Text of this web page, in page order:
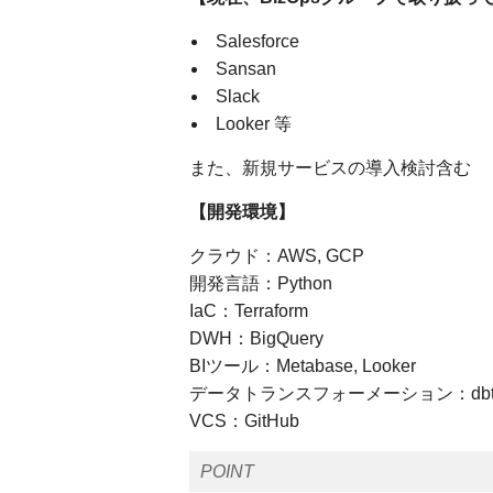
Salesforce
Sansan
Slack
Looker 等
また、新規サービスの導入検討含む
【開発環境】
クラウド：AWS, GCP
開発言語：Python
IaC：Terraform
DWH：BigQuery
BIツール：Metabase, Looker
データトランスフォーメーション：
VCS：GitHub
POINT